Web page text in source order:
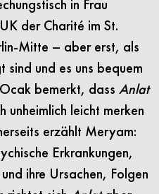
in Frau
der Charité im St.
Mitte – aber erst, als
und es uns bequem
bemerkt, dass Anlat
unheimlich leicht merken
erzählt Meryam:
Erkrankungen,
ihre Ursachen, Folgen